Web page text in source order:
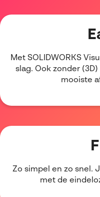
Met SOLIDWORKS
slag. Ook zonder
mooiste
Zo simpel en zo snel.
met de